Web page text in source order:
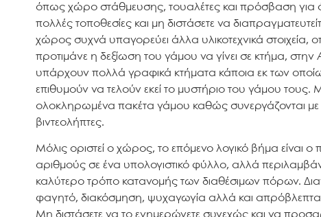
όπως χώρο στάθμευσης, τουαλέτες και πρόσβαση για
πολλές τοποθεσίες και μη διστάσετε να
χώρος συχνά υπαγορεύει άλλα υλικοτεχνικά στοιχεία,
προτιμάνε η δεξίωση του γάμου να γίνει σε κτήμα,
υπάρχουν πολλά γραφικά κτήματα κάποια εκ των
επιθυμούν να τελούν εκεί το μυστήριο του γάμου
ολοκληρωμένα πακέτα γάμου καθώς συνεργάζονται
βιντεολήπτες.
Μόλις οριστεί ο χώρος, το επόμενο λογικό βήμα
αριθμούς σε ένα υπολογιστικό φύλλο, αλλά
καλύτερο τρόπο κατανομής των διαθέσιμων πόρων.
φαγητό, διακόσμηση, ψυχαγωγία αλλά και απρόβλεπτα
Μη διστάσετε να το ενημερώνετε συνεχώς και να